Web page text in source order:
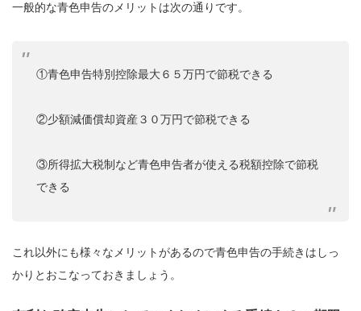
一般的な青色申告のメリットは次の通りです。
①青色申告特別控除最大６５万円で節税できる
②少額減価償却資産３０万円で節税できる
③所得拡大税制など青色申告者が使える税額控除で節税
できる
これ以外にも様々なメリットがあるので青色申告の手続きはしっ
かりとおこなっておきましょう。